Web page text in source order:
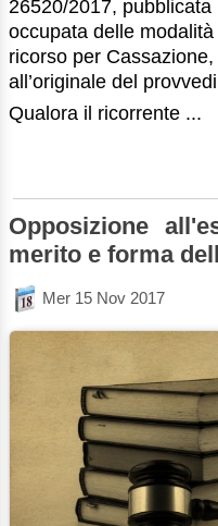
26520/2017,
occupata delle
ricorso per
all’originale del
Qualora il ricorrente ...
Opposizione
merito e forma
Mer 15 Nov 2017